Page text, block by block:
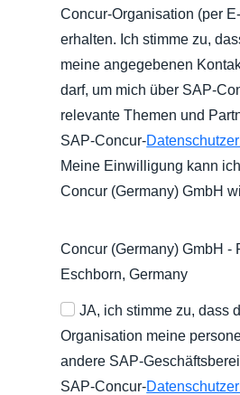
Concur-Organisation (per
erhalten. Ich stimme zu,
meine angegebenen
darf, um mich über SAP-
relevante Themen und
SAP-Concur-
Meine Einwilligung kann
Concur (Germany) GmbH
Concur (Germany) GmbH -
Eschborn, Germany
JA, ich stimme zu, dass
Organisation meine
andere SAP-
SAP-Concur-